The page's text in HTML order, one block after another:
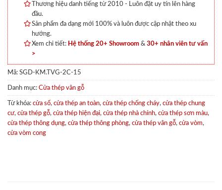
Thương hiệu danh tiếng từ 2010 - Luôn đặt uy tín lên hàng
đầu.
Sản phẩm đa dạng mới 100% và luôn được cập nhật theo xu
hướng.
Xem chi tiết: Hệ thống 20+ Showroom & 30+ nhân viên tư vấn
>
Mã: SGD-KM.TVG-2C-15
Danh mục: Cửa thép vân gỗ
Từ khóa: cửa sổ, cửa thép an toàn, cửa thép chống cháy, cửa thép chung
cư, cửa thép gỗ, cửa thép hiện đại, cửa thép nhà chính, cửa thép sơn màu,
cửa thép thông dụng, cửa thép thông phòng, cửa thép vân gỗ, cửa vòm,
cửa vòm cong